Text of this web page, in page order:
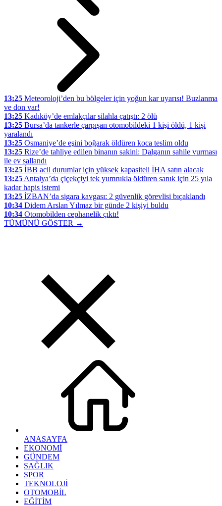
13:25 Meteoroloji’den bu bölgeler için yoğun kar uyarısı! Buzlanma
ve don var!
13:25 Kadıköy’de emlakçılar silahla çatıştı: 2 ölü
13:25 Bursa’da tankerle çarpışan otomobildeki 1 kişi öldü, 1 kişi
yaralandı
13:25 Osmaniye’de eşini boğarak öldüren koca teslim oldu
13:25 Rize’de tahliye edilen binanın sakini: Dalganın sahile vurması
ile ev sallandı
13:25 İBB acil durumlar için yüksek kapasiteli İHA satın alacak
13:25 Antalya’da çiçekçiyi tek yumrukla öldüren sanık için 25 yıla
kadar hapis istemi
13:25 İZBAN’da sigara kavgası: 2 güvenlik görevlisi bıçaklandı
10:34 Didem Arslan Yılmaz bir günde 2 kişiyi buldu
10:34 Otomobilden cephanelik çıktı!
TÜMÜNÜ GÖSTER →
ANASAYFA
EKONOMİ
GÜNDEM
SAĞLIK
SPOR
TEKNOLOJİ
OTOMOBİL
EĞİTİM